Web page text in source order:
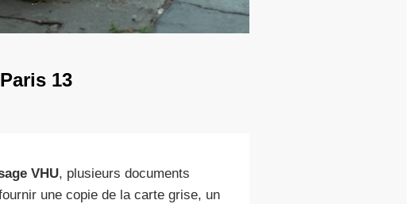
13
VHU, plusieurs documents
une copie de la carte grise, un